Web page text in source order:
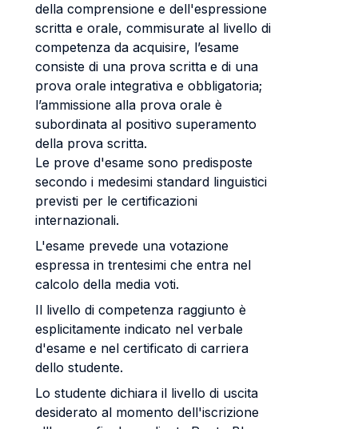
della comprensione e dell'espressione
scritta e orale, commisurate al livello di
competenza da acquisire, l’esame
consiste di una prova scritta e di una
prova orale integrativa e obbligatoria;
l’ammissione alla prova orale è
subordinata al positivo superamento
della prova scritta.
Le prove d'esame sono predisposte
secondo i medesimi standard linguistici
previsti per le certificazioni
internazionali.
L'esame prevede una votazione
espressa in trentesimi che entra nel
calcolo della media voti.
Il livello di competenza raggiunto è
esplicitamente indicato nel verbale
d'esame e nel certificato di carriera
dello studente.
Lo studente dichiara il livello di uscita
desiderato al momento dell'iscrizione